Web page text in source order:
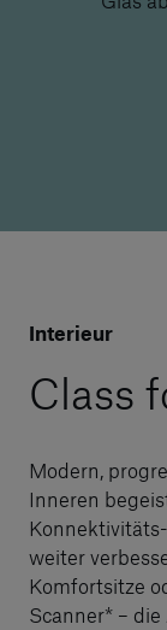
Interieur
Class
Modern,
Inneren
weiter
Komfortsitze
Scanner* –